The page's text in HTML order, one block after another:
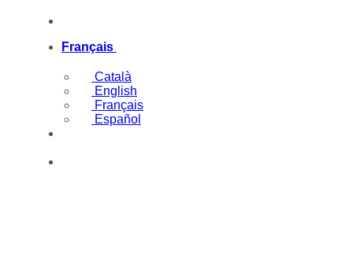
contenu
Français
Català
English
Français
Español